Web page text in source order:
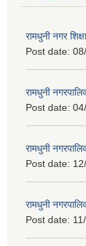
रामधुनी नगर
Post date:
रामधुनी
Post date:
रामधुनी
Post date:
रामधुनी
Post date: